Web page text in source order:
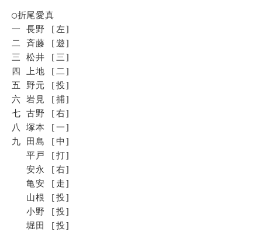
◯折尾愛真
一 長野 [左]
二 斉藤 [遊]
三 松井 [三]
四 上地 [二]
五 野元 [投]
六 岩見 [捕]
七 古野 [右]
八 塚本 [一]
九 田島 [中]
平戸 [打]
安永 [右]
亀安 [走]
山根 [投]
小野 [投]
堀田 [投]